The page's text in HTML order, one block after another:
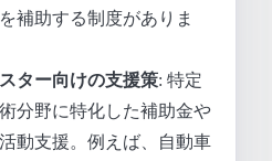
補助する制度がありま
ター向けの支援策: 特定
分野に特化した補助金や
動支援。例えば、自動車